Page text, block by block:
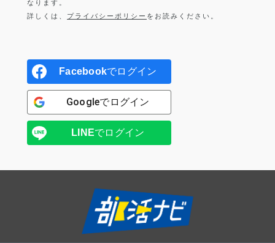
なります。
詳しくは、 プライバシーポリシー をお読みください。
Facebookでログイン
Googleでログイン
LINEでログイン